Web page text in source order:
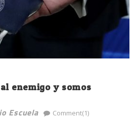
enemigo y somos
Escuela Comment(1)